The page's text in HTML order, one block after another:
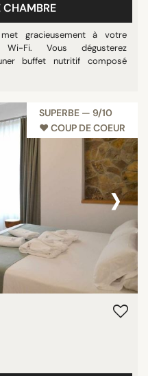
CHAMBRE
gracieusement à votre
Fi. Vous dégusterez
buffet nutritif composé
SUPERBE — 9/10
♥︎ COUP DE COEUR
›